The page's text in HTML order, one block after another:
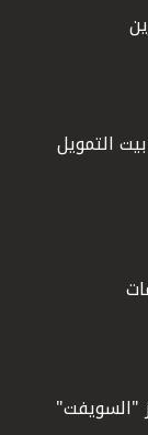
التمويل
"السويفت"